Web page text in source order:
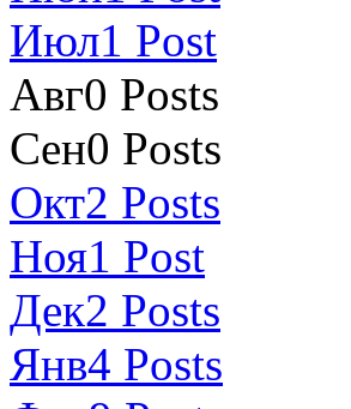
Июл1 Post
Авг0 Posts
Сен0 Posts
Окт2 Posts
Ноя1 Post
Дек2 Posts
Янв4 Posts